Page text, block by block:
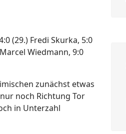
(29.) Fredi Skurka, 5:0
Wiedmann, 9:0
zunächst etwas
noch Richtung Tor
in Unterzahl